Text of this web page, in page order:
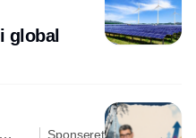
global
Sponseret